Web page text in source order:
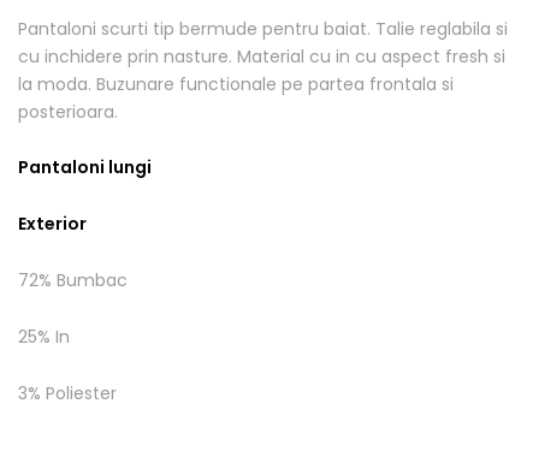
Pantaloni scurti tip bermude pentru baiat. Talie reglabila si
cu inchidere prin nasture. Material cu in cu aspect fresh si
la moda. Buzunare functionale pe partea frontala si
posterioara.
Pantaloni lungi
Exterior
72% Bumbac
25% In
3% Poliester